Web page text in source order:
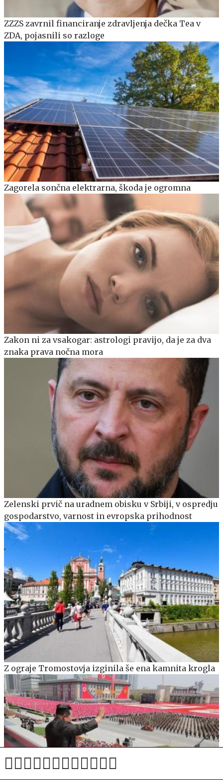
ZZZS zavrnil financiranje zdravljenja dečka Tea v
ZDA, pojasnili so razloge
Zagorela sončna elektrarna, škoda je ogromna
Zakon ni za vsakogar: astrologi pravijo, da je za dva
znaka prava nočna mora
Zelenski prvič na uradnem obisku v Srbiji, v ospredju
gospodarstvo, varnost in evropska prihodnost
Z ograje Tromostovja izginila še ena kamnita krogla